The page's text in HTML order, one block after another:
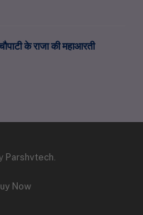
के राजा की महाआरती
Parshvtech
Now